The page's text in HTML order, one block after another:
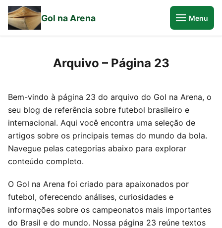
Gol na Arena Menu
Arquivo – Página 23
Bem-vindo à página 23 do arquivo do Gol na Arena, o
seu blog de referência sobre futebol brasileiro e
internacional. Aqui você encontra uma seleção de
artigos sobre os principais temas do mundo da bola.
Navegue pelas categorias abaixo para explorar
conteúdo completo.
O Gol na Arena foi criado para apaixonados por
futebol, oferecendo análises, curiosidades e
informações sobre os campeonatos mais importantes
do Brasil e do mundo. Nossa página 23 reúne textos